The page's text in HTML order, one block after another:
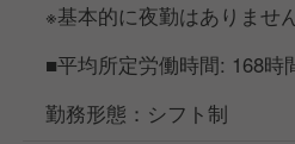
※基本的に夜勤はありません
■平均所定労働時間: 168時
勤務形態：シフト制